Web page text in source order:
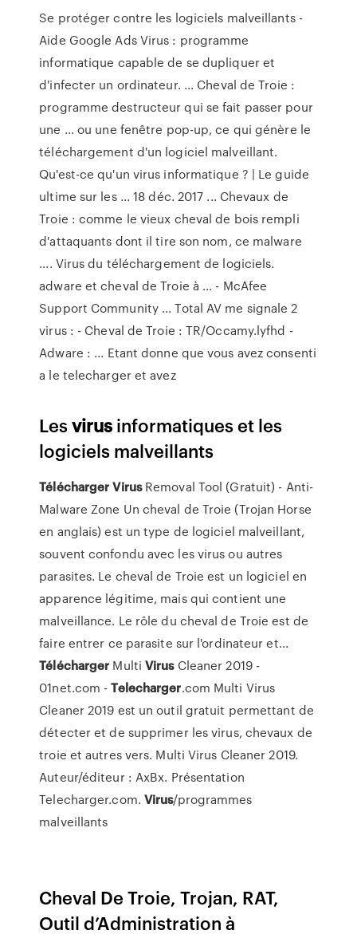
Se protéger contre les logiciels malveillants -
Aide Google Ads Virus : programme
informatique capable de se dupliquer et
d'infecter un ordinateur. ... Cheval de Troie :
programme destructeur qui se fait passer pour
une ... ou une fenêtre pop-up, ce qui génère le
téléchargement d'un logiciel malveillant.
Qu'est-ce qu'un virus informatique ? | Le guide
ultime sur les ... 18 déc. 2017 ... Chevaux de
Troie : comme le vieux cheval de bois rempli
d'attaquants dont il tire son nom, ce malware
.... Virus du téléchargement de logiciels.
adware et cheval de Troie à ... - McAfee
Support Community ... Total AV me signale 2
virus : - Cheval de Troie : TR/Occamy.lyfhd -
Adware : ... Etant donne que vous avez consenti
a le telecharger et avez
Lesvirus informatiques et les
logiciels malveillants
Télécharger VirusRemoval Tool (Gratuit) - Anti-
Malware Zone Un cheval de Troie (Trojan Horse
en anglais) est un type de logiciel malveillant,
souvent confondu avec les virus ou autres
parasites. Le cheval de Troie est un logiciel en
apparence légitime, mais qui contient une
malveillance. Le rôle du cheval de Troie est de
faire entrer ce parasite sur l'ordinateur et...
Télécharger MultiVirusCleaner 2019 -
01net.com -Telecharger.com Multi Virus
Cleaner 2019 est un outil gratuit permettant de
détecter et de supprimer les virus, chevaux de
troie et autres vers. Multi Virus Cleaner 2019.
Auteur/éditeur : AxBx. Présentation
Telecharger.com. Virus/programmes
malveillants
Cheval De Troie, Trojan, RAT,
Outil d’Administration à